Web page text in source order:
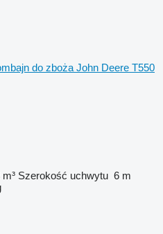
do zboża John Deere T550
m³ Szerokość uchwytu 6 m